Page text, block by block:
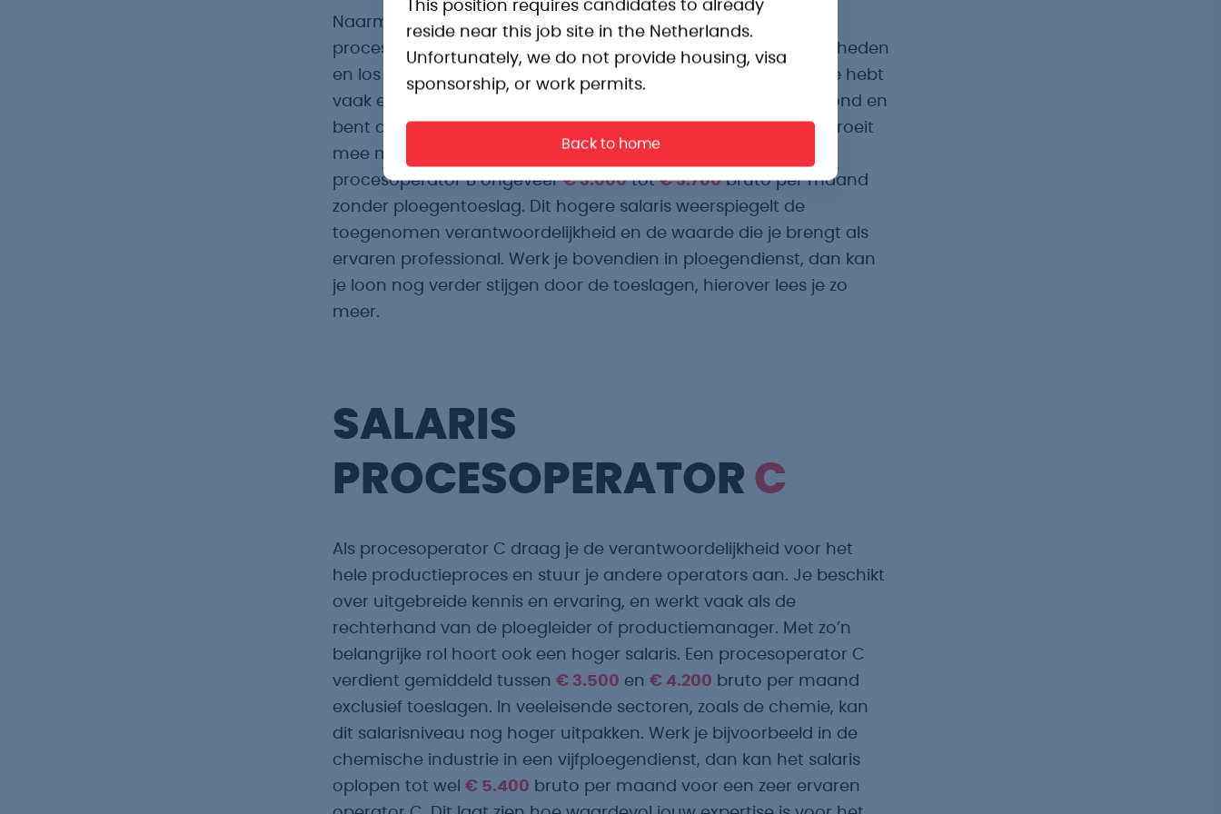
This position requires candidates to already
reside near this job site in the Netherlands.
Unfortunately, we do not provide housing, visa
sponsorship, or work permits.
Back to home
Naarmate je meer ervaring opdoet, kun je doorgroeien naar
procesoperator B. Op dit niveau krijg je meer verantwoordelijkheden
en los je complexere problemen op in het productieproces. Je hebt
vaak een VAPRO B-certificaat of vergelijkbare opleiding afgerond en
bent al goed thuis in de fabriek. Het beste nieuws? Je salaris groeit
mee met je toenemende expertise. Gemiddeld verdient een
procesoperator B ongeveer€ 3.000tot€ 3.700 bruto per maand
zonder ploegentoeslag. Dit hogere salaris weerspiegelt de
toegenomen verantwoordelijkheid en de waarde die je brengt als
ervaren professional. Werk je bovendien in ploegendienst, dan kan
je loon nog verder stijgen door de toeslagen, hierover lees je zo
meer.
SALARIS
PROCESOPERATOR C
Als procesoperator C draag je de verantwoordelijkheid voor het
hele productieproces en stuur je andere operators aan. Je beschikt
over uitgebreide kennis en ervaring, en werkt vaak als de
rechterhand van de ploegleider of productiemanager. Met zo’n
belangrijke rol hoort ook een hoger salaris. Een procesoperator C
verdient gemiddeld tussen € 3.500 en € 4.200 bruto per maand
exclusief toeslagen. In veeleisende sectoren, zoals de chemie, kan
dit salarisniveau nog hoger uitpakken. Werk je bijvoorbeeld in de
chemische industrie in een vijfploegendienst, dan kan het salaris
oplopen tot wel € 5.400 bruto per maand voor een zeer ervaren